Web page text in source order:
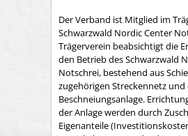
Der Verband ist Mitglied im
Schwarzwald Nordic Center
Trägerverein beabsichtigt die
den Betrieb des Schwarzwald
Notschrei, bestehend aus
zugehörigen Streckennetz und
Beschneiungsanlage.
der Anlage werden durch
Eigenanteile